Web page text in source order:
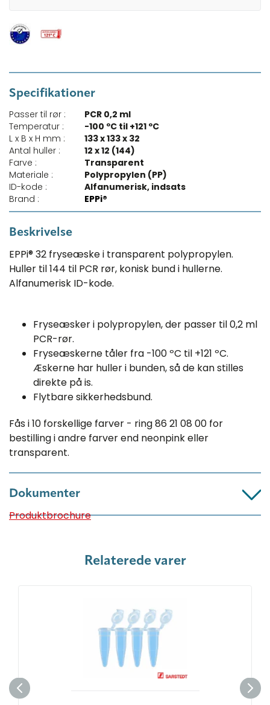
Specifikationer
Passer til rør :
PCR 0,2 ml
Temperatur :
-100 ºC til +121 ºC
L x B x H mm :
133 x 133 x 32
Antal huller :
12 x 12 (144)
Farve :
Transparent
Materiale :
Polypropylen (PP)
ID-kode :
Alfanumerisk, indsats
Brand :
EPPi®
Beskrivelse
EPPi® 32 fryseæske i transparent polypropylen.
Huller til 144 til PCR rør, konisk bund i hullerne.
Alfanumerisk ID-kode.
Fryseæsker i polypropylen, der passer til 0,2 ml
PCR-rør.
Fryseæskerne tåler fra -100 ºC til +121 ºC.
Æskerne har huller i bunden, så de kan stilles
direkte på is.
Flytbare sikkerhedsbund.
Fås i 10 forskellige farver - ring 86 21 08 00 for
bestilling i andre farver end neonpink eller
transparent.
Dokumenter
Produktbrochure
Relaterede varer